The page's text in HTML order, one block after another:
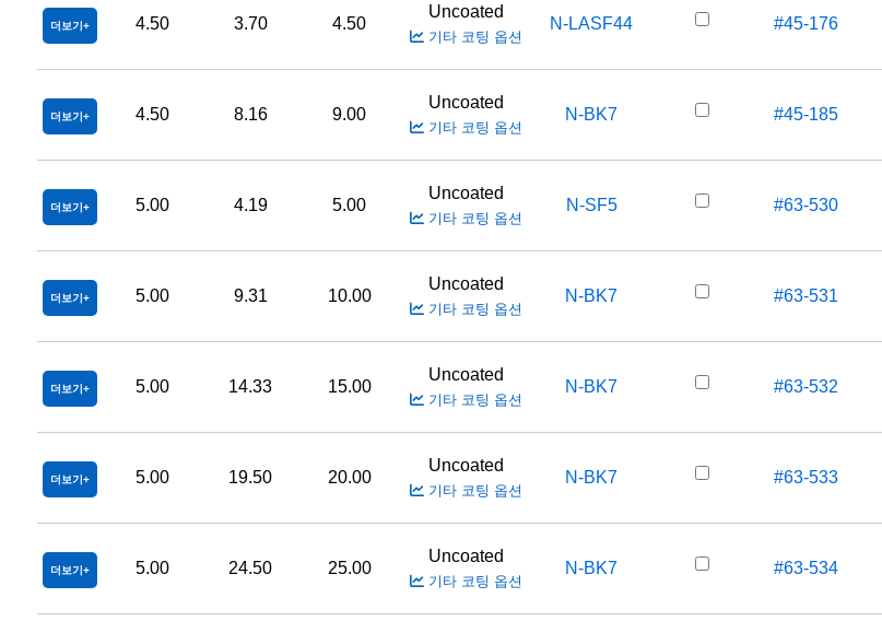
더보기 4.50 3.70 4.50
Uncoated
기타 코팅 옵션
N-LASF44 #45-176
더보기 4.50 8.16 9.00
Uncoated
기타 코팅 옵션
N-BK7 #45-185
더보기 5.00 4.19 5.00
Uncoated
기타 코팅 옵션
N-SF5 #63-530
더보기 5.00 9.31 10.00
Uncoated
기타 코팅 옵션
N-BK7 #63-531
더보기 5.00 14.33 15.00
Uncoated
기타 코팅 옵션
N-BK7 #63-532
더보기 5.00 19.50 20.00
Uncoated
기타 코팅 옵션
N-BK7 #63-533
더보기 5.00 24.50 25.00
Uncoated
기타 코팅 옵션
N-BK7 #63-534